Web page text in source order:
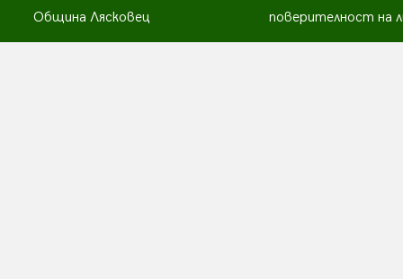
Община Лясковец
поверителност на